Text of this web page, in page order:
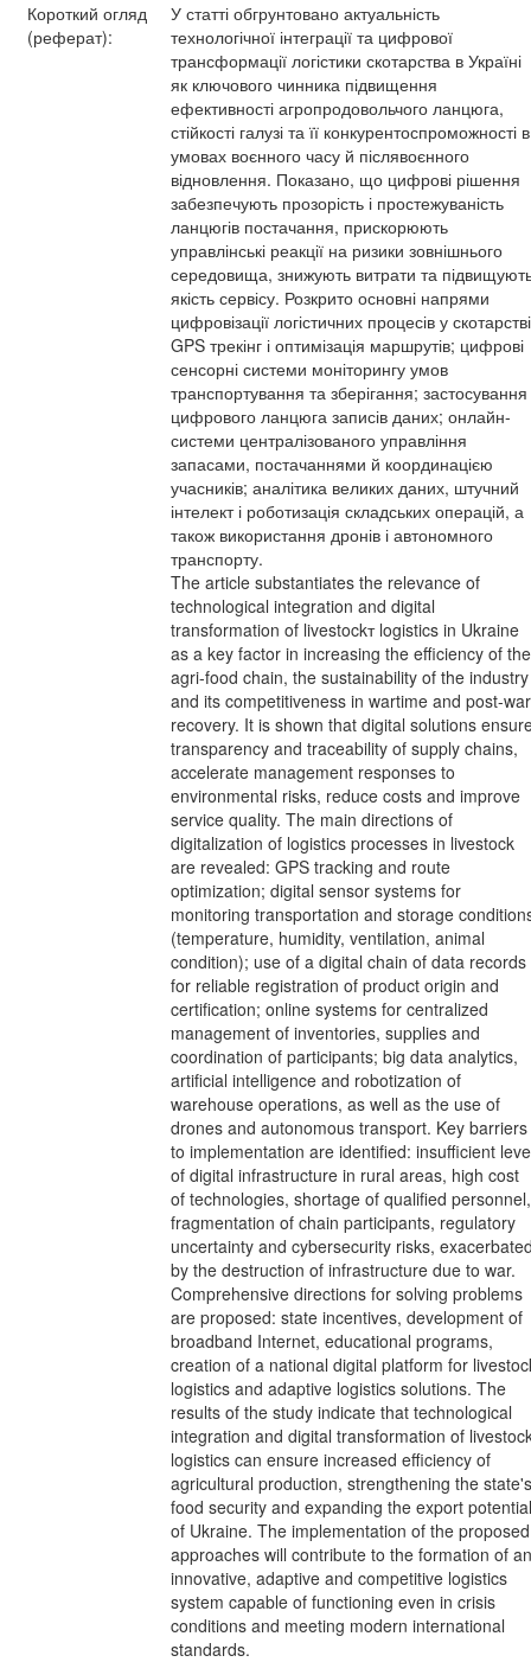
Короткий огляд
(реферат):
У статті обгрунтовано актуальність
технологічної інтеграції та цифрової
трансформації логістики скотарства в Україні
як ключового чинника підвищення
ефективності агропродовольчого ланцюга,
стійкості галузі та її конкурентоспроможності в
умовах воєнного часу й післявоєнного
відновлення. Показано, що цифрові рішення
забезпечують прозорість і простежуваність
ланцюгів постачання, прискорюють
управлінські реакції на ризики зовнішнього
середовища, знижують витрати та
якість сервісу. Розкрито основні напрями
цифровізації логістичних процесів у
GPS трекінг і оптимізація маршрутів; цифрові
сенсорні системи моніторингу умов
транспортування та зберігання; застосування
цифрового ланцюга записів даних; онлайн-
системи централізованого управління
запасами, постачаннями й координацією
учасників; аналітика великих даних, штучний
інтелект і роботизація складських операцій, а
також використання дронів і автономного
транспорту.
The article substantiates the relevance of
technological integration and digital
transformation of livestockт logistics in Ukraine
as a key factor in increasing the efficiency of the
agri-food chain, the sustainability of the industry
and its competitiveness in wartime and post-war
recovery. It is shown that digital solutions
transparency and traceability of supply chains,
accelerate management responses to
environmental risks, reduce costs and improve
service quality. The main directions of
digitalization of logistics processes in livestock
are revealed: GPS tracking and route
optimization; digital sensor systems for
monitoring transportation and storage
(temperature, humidity, ventilation, animal
condition); use of a digital chain of data records
for reliable registration of product origin and
certification; online systems for centralized
management of inventories, supplies and
coordination of participants; big data analytics,
artificial intelligence and robotization of
warehouse operations, as well as the use of
drones and autonomous transport. Key barriers
to implementation are identified: insufficient
of digital infrastructure in rural areas, high cost
of technologies, shortage of qualified personnel,
fragmentation of chain participants, regulatory
uncertainty and cybersecurity risks,
by the destruction of infrastructure due to war.
Comprehensive directions for solving problems
are proposed: state incentives, development of
broadband Internet, educational programs,
creation of a national digital platform for
logistics and adaptive logistics solutions. The
results of the study indicate that technological
integration and digital transformation of
logistics can ensure increased efficiency of
agricultural production, strengthening the state's
food security and expanding the export potential
of Ukraine. The implementation of the proposed
approaches will contribute to the formation of an
innovative, adaptive and competitive logistics
system capable of functioning even in crisis
conditions and meeting modern international
standards.